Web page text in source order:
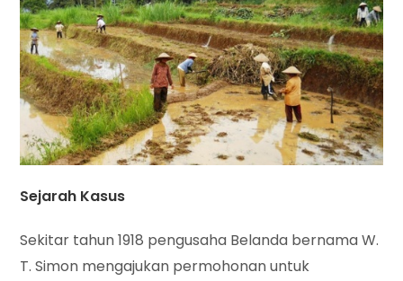
Sejarah Kasus
Sekitar tahun 1918 pengusaha Belanda bernama W.
T. Simon mengajukan permohonan untuk